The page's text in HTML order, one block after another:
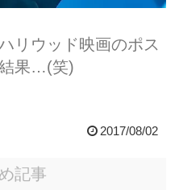
リウッド映画のポス
果…(笑)
2017/08/02
記事